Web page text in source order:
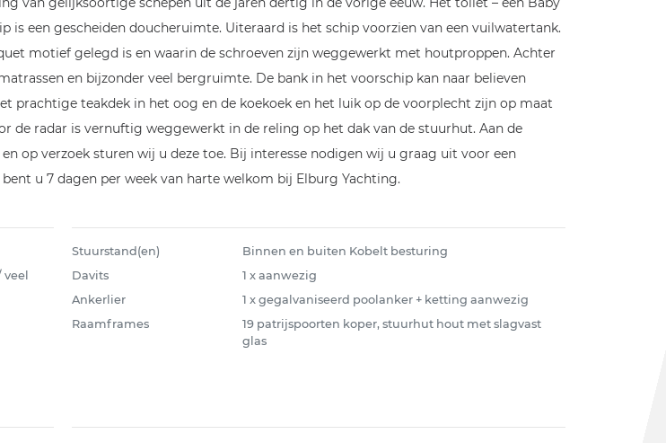
is een gescheiden doucheruimte. Uiteraard is het schip voorzien van een vuilwatertank.
motief gelegd is en waarin de schroeven zijn weggewerkt met houtproppen. Achter
en bijzonder veel bergruimte. De bank in het voorschip kan naar believen
prachtige teakdek in het oog en de koekoek en het luik op de voorplecht zijn op maat
de radar is vernuftig weggewerkt in de reling op het dak van de stuurhut. Aan de
op verzoek sturen wij u deze toe. Bij interesse nodigen wij u graag uit voor een
u 7 dagen per week van harte welkom bij Elburg Yachting.
Stuurstand(en)
Binnen en buiten Kobelt besturing
Davits
1 x aanwezig
Ankerlier
1 x gegalvaniseerd poolanker + ketting aanwezig
Raamframes
19 patrijspoorten koper, stuurhut hout met slagvast
glas